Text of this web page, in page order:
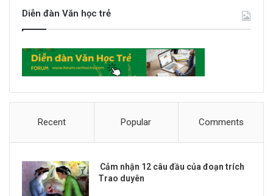
Diễn đàn Văn học trẻ
Recent Popular Comments
Cảm nhận 12 câu đầu của đoạn trích
Trao duyên